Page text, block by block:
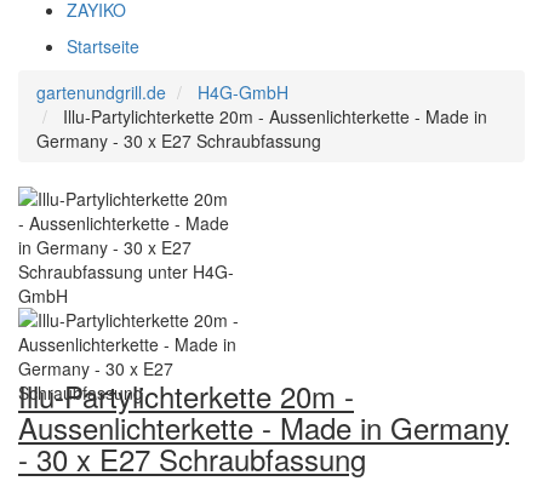
ZAYIKO
Startseite
gartenundgrill.de
H4G-GmbH
Illu-Partylichterkette 20m - Aussenlichterkette - Made in
Germany - 30 x E27 Schraubfassung
Illu-Partylichterkette 20m -
Aussenlichterkette - Made in Germany
- 30 x E27 Schraubfassung